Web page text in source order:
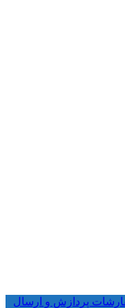
پردازش و ارسال